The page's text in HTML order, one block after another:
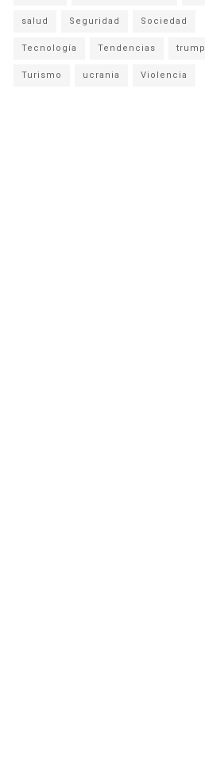
salud Seguridad Sociedad
Tecnología Tendencias trump
Turismo ucrania Violencia